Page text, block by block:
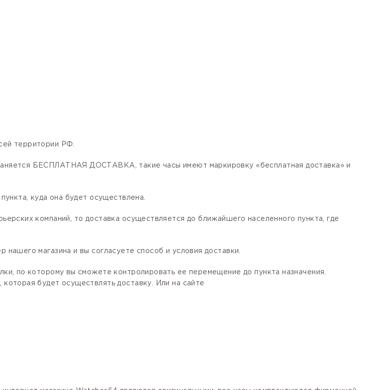
территории РФ.
БЕСПЛАТНАЯ ДОСТАВКА, такие часы имеют маркировку «бесплатная доставка» и
куда она будет осуществлена.
компаний, то доставка осуществляется до ближайшего населенного пункта, где
магазина и вы согласуете способ и условия доставки.
по которому вы сможете контролировать ее перемещение до пункта назначения.
будет осуществлять доставку. Или на сайте